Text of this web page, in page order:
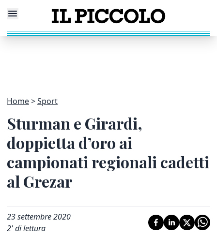
Home Sport
Sturman e Girardi,
doppietta d’oro ai
campionati regionali cadetti
al Grezar
23 settembre 2020
2' di lettura